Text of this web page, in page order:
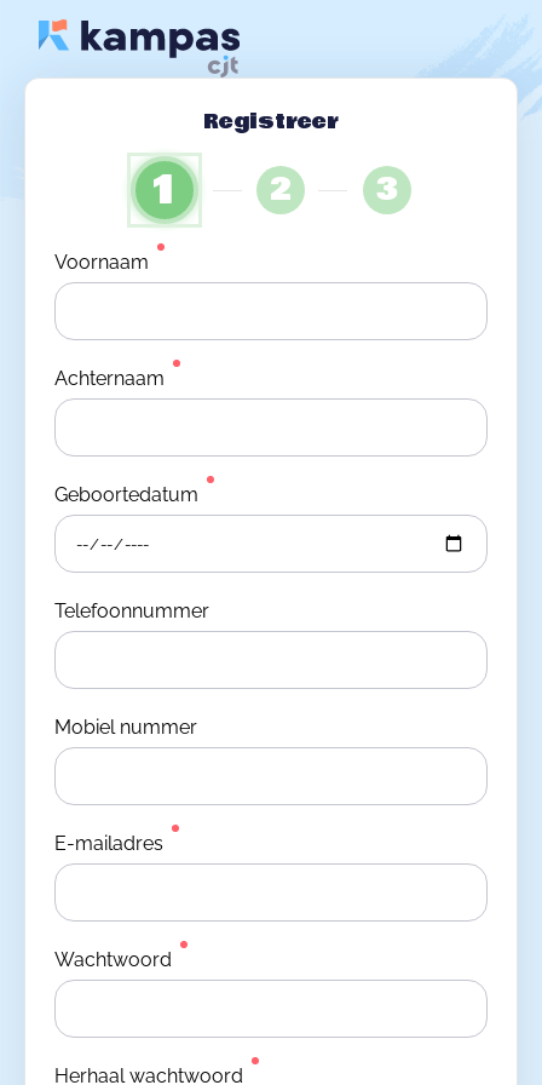
Registreer
1 2 3
Voornaam
Achternaam
Geboortedatum
Telefoonnummer
Mobiel nummer
E-mailadres
Wachtwoord
Herhaal wachtwoord